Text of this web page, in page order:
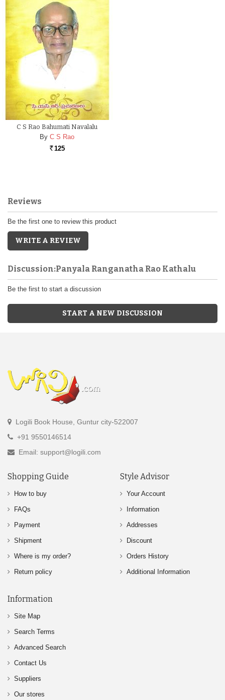
C S Rao Bahumati Navalalu
By C S Rao
Rs. 125
Reviews
Be the first one to review this product
WRITE A REVIEW
Discussion:Panyala Ranganatha Rao Kathalu
Be the first to start a discussion
START A NEW DISCUSSION
Logili Book House, Guntur city-522007
+91 9550146514
Email: support@logili.com
Shopping Guide
How to buy
FAQs
Payment
Shipment
Where is my order?
Return policy
Style Advisor
Your Account
Information
Addresses
Discount
Orders History
Additional Information
Information
Site Map
Search Terms
Advanced Search
Contact Us
Suppliers
Our stores